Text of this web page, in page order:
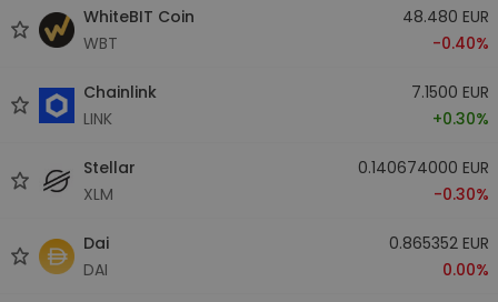
WhiteBIT Coin
WBT
48.480 EUR
-0.40%
Chainlink
LINK
7.1500 EUR
+0.30%
Stellar
XLM
0.140674000 EUR
-0.30%
Dai
DAI
0.865352 EUR
0.00%